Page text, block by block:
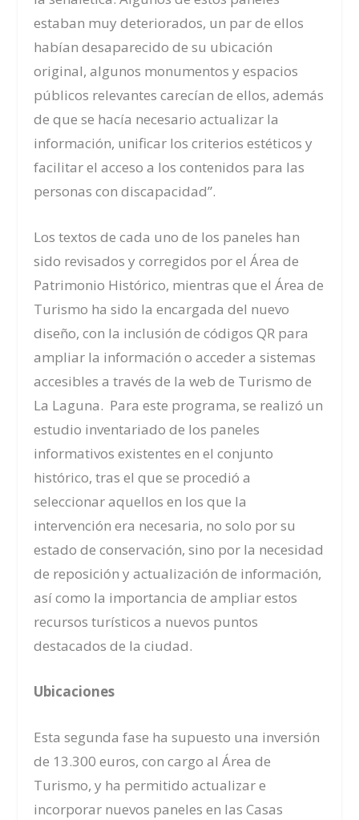
estaban muy deteriorados, un par de ellos
habían desaparecido de su ubicación
original, algunos monumentos y espacios
públicos relevantes carecían de ellos, además
de que se hacía necesario actualizar la
información, unificar los criterios estéticos y
facilitar el acceso a los contenidos para las
personas con discapacidad”.
Los textos de cada uno de los paneles han
sido revisados y corregidos por el Área de
Patrimonio Histórico, mientras que el Área de
Turismo ha sido la encargada del nuevo
diseño, con la inclusión de códigos QR para
ampliar la información o acceder a sistemas
accesibles a través de la web de Turismo de
La Laguna. Para este programa, se realizó un
estudio inventariado de los paneles
informativos existentes en el conjunto
histórico, tras el que se procedió a
seleccionar aquellos en los que la
intervención era necesaria, no solo por su
estado de conservación, sino por la necesidad
de reposición y actualización de información,
así como la importancia de ampliar estos
recursos turísticos a nuevos puntos
destacados de la ciudad.
Ubicaciones
Esta segunda fase ha supuesto una inversión
de 13.300 euros, con cargo al Área de
Turismo, y ha permitido actualizar e
incorporar nuevos paneles en las Casas